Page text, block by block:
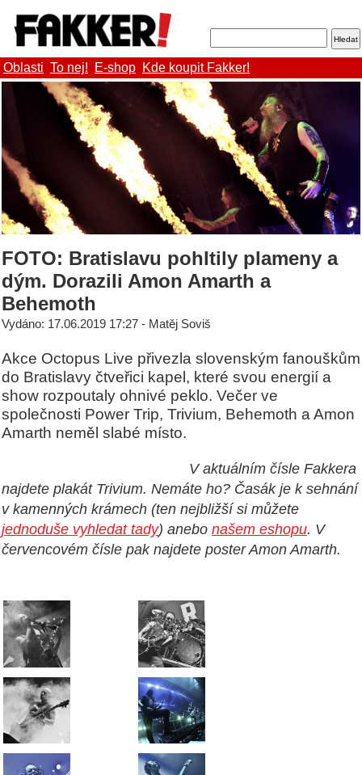
Oblasti To nej! E-shop Kde koupit Fakker!
FOTO: Bratislavu pohltily plameny a
dým. Dorazili Amon Amarth a
Behemoth
Vydáno: 17.06.2019 17:27 - Matěj Soviš
Akce Octopus Live přivezla slovenským fanouškům
do Bratislavy čtveřici kapel, které svou energií a
show rozpoutaly ohnivé peklo. Večer ve
společnosti Power Trip, Trivium, Behemoth a Amon
Amarth neměl slabé místo.
V aktuálním čísle Fakkera
najdete plakát Trivium. Nemáte ho? Časák je k sehnání
v kamenných krámech (ten nejbližší si můžete
jednoduše vyhledat tady) anebo našem eshopu. V
červencovém čísle pak najdete poster Amon Amarth.